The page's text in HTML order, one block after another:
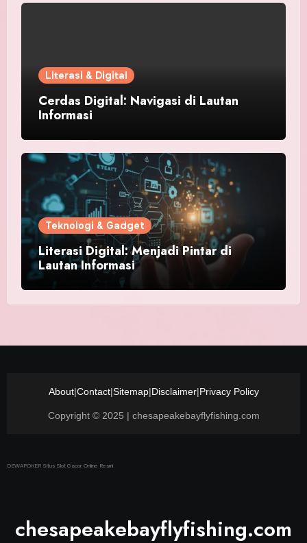
Literasi & Digital
Cerdas Digital: Navigasi di Lautan
Informasi
Teknologi & Gadget
Literasi Digital: Menjadi Pintar di
Lautan Informasi
About|Contact|Sitemap|Disclaimer|Privacy Policy
Copyright © 2025 | chesapeakebayflyfishing.com
DEWAPOKER Situs Slot Gacor Online Resmi
chesapeakebayflyfishing.com